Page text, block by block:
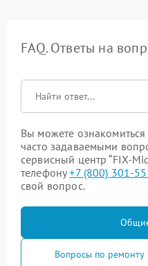
FAQ. Ответы на
Вы можете
часто задаваемыми
сервисный центр “FIX-
телефону+7 (800) 301-
свой вопрос.
Вопросы по ремонту